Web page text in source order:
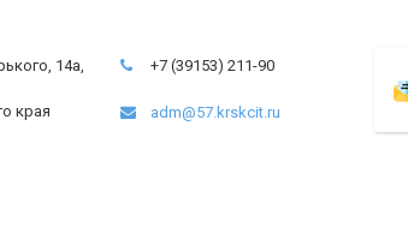
14а,
края
+7 (39153) 211-90
adm@57.krskcit.ru